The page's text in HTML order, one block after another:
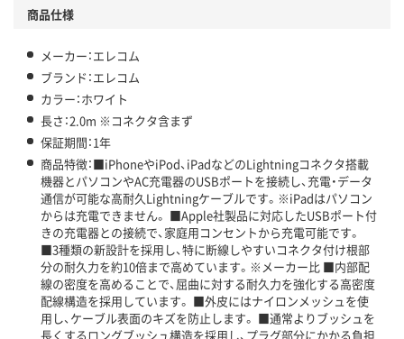
商品仕様
メーカー：エレコム
ブランド：エレコム
カラー：ホワイト
長さ：2.0m ※コネクタ含まず
保証期間：1年
商品特徴：■iPhoneやiPod、iPadなどのLightningコネクタ搭載
機器とパソコンやAC充電器のUSBポートを接続し、充電・データ
通信が可能な高耐久Lightningケーブルです。※iPadはパソコン
からは充電できません。 ■Apple社製品に対応したUSBポート付
きの充電器との接続で、家庭用コンセントから充電可能です。
■3種類の新設計を採用し、特に断線しやすいコネクタ付け根部
分の耐久力を約10倍まで高めています。※メーカー比 ■内部配
線の密度を高めることで、屈曲に対する耐久力を強化する高密度
配線構造を採用しています。 ■外皮にはナイロンメッシュを使
用し、ケーブル表面のキズを防止します。 ■通常よりブッシュを
長くするロングブッシュ構造を採用し、プラグ部分にかかる負担